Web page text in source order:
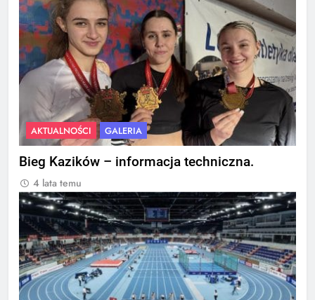
AKTUALNOŚCI GALERIA
Bieg Kazików – informacja techniczna.
4 lata temu